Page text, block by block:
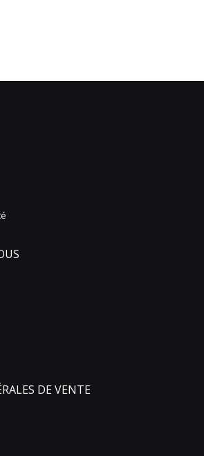
DE VENTE